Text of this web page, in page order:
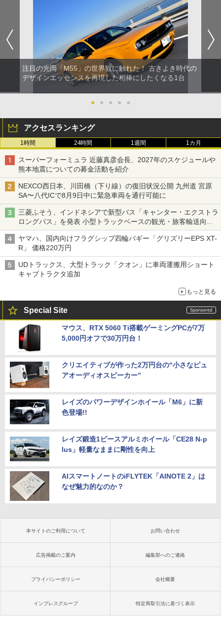
注目の光岡「M55」の世界観に触れた！ 古きよき時代の
デザインエッセンスを再現した相棒にしたくなる1台
● ● ● ● ●
アクセスランキング
1時間 24時間 1週間 1カ月
スーパーフォーミュラ 近藤真彦会長、2027年のスケジュールや
熊本地震についての募金活動を紹介
NEXCO西日本、川田橋（下り線）の復旧状況公開 九州道 宮原
SA〜八代ICで8月9日中に緊急車両を通行可能に
三菱ふそう、インドネシアで新型バス「キャンター・エクストラ
ロングバス」を発表 小型トラックベースの観光・旅客輸送向け
バス
ヤマハ、国内向けフラグシップ四輪バギー「グリズリーEPS XT-
R」 価格220万円
UDトラックス、大型トラック「クオン」に車両運搬用ショート
キャブトラクタ追加
もっと見る
Special Site
マウス、RTX 5060 Ti搭載ゲーミングPCが7万
5,000円オフで30万円台！
クリエイティブが作った2万円台の“小さなピュ
アオーディオスピーカー”
レイズのパワーデザインホイール「M6」に新
色登場!!
レイズ鍛造1ピースアルミホイール「CE28 N-p
lus」軽量なままに剛性を向上
AIスマートノートのiFLYTEK「AINOTE 2」は
なぜ魅力的なのか？
本サイトのご利用について お問い合わせ
広告掲載のご案内 編集部へのご連絡
プライバシーポリシー 会社概要
インプレスグループ 特定商取引法に基づく表示